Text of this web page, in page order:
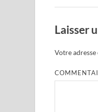
Laisser
Votre adresse